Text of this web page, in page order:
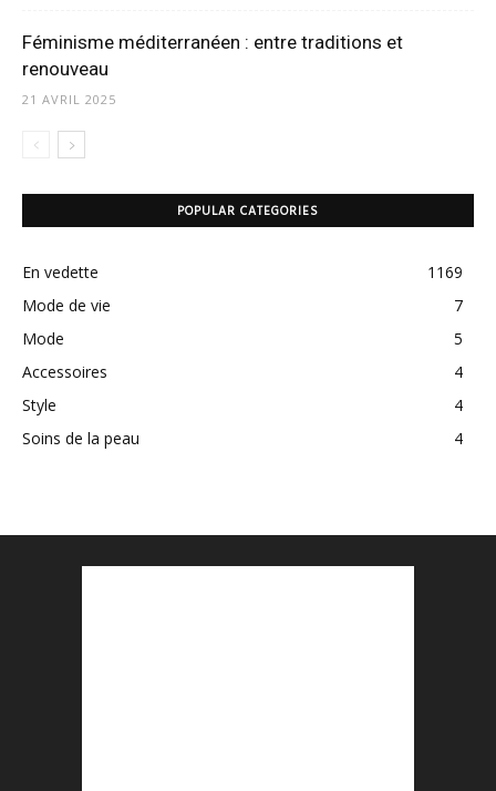
Féminisme méditerranéen : entre traditions et
renouveau
21 AVRIL 2025
POPULAR CATEGORIES
En vedette
1169
Mode de vie
7
Mode
5
Accessoires
4
Style
4
Soins de la peau
4